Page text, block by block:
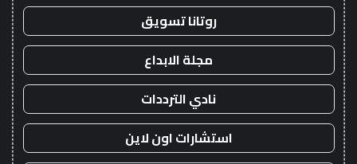
روتانا تسويق
مجلة الابداع
نادي الترددات
استشارات اون لاين